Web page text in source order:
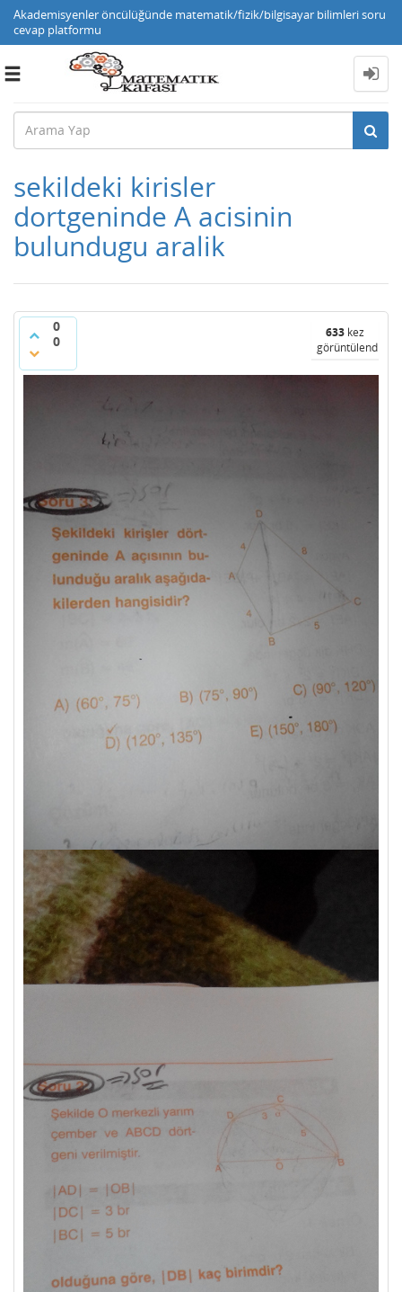
Akademisyenler öncülüğünde matematik/fizik/bilgisayar bilimleri soru
cevap platformu
Toggle
sekildeki kirisler
dortgeninde A acisinin
bulundugu aralik
0
0
633 kez
görüntülendi